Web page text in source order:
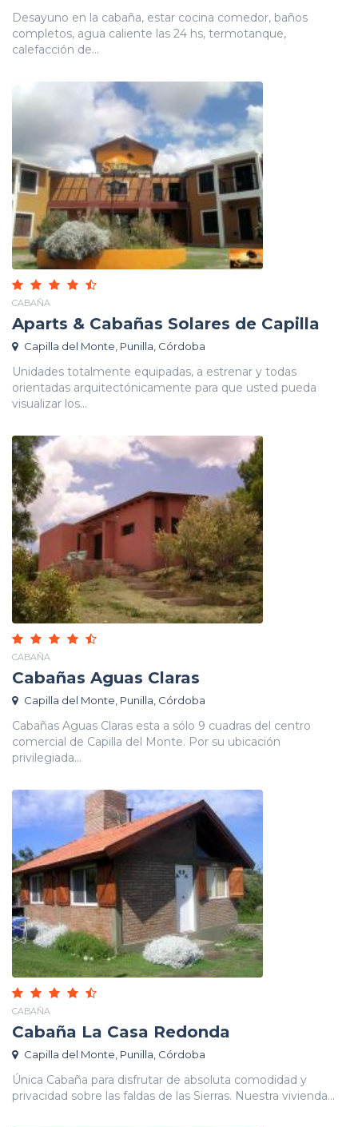
Desayuno en la cabaña, estar cocina comedor, baños
completos, agua caliente las 24 hs, termotanque,
calefacción de...
CABAÑA
Aparts & Cabañas Solares de Capilla
Capilla del Monte, Punilla, Córdoba
Unidades totalmente equipadas, a estrenar y todas
orientadas arquitectónicamente para que usted pueda
visualizar los...
CABAÑA
Cabañas Aguas Claras
Capilla del Monte, Punilla, Córdoba
Cabañas Aguas Claras esta a sólo 9 cuadras del centro
comercial de Capilla del Monte. Por su ubicación
privilegiada...
CABAÑA
Cabaña La Casa Redonda
Capilla del Monte, Punilla, Córdoba
Única Cabaña para disfrutar de absoluta comodidad y
privacidad sobre las faldas de las Sierras. Nuestra vivienda...